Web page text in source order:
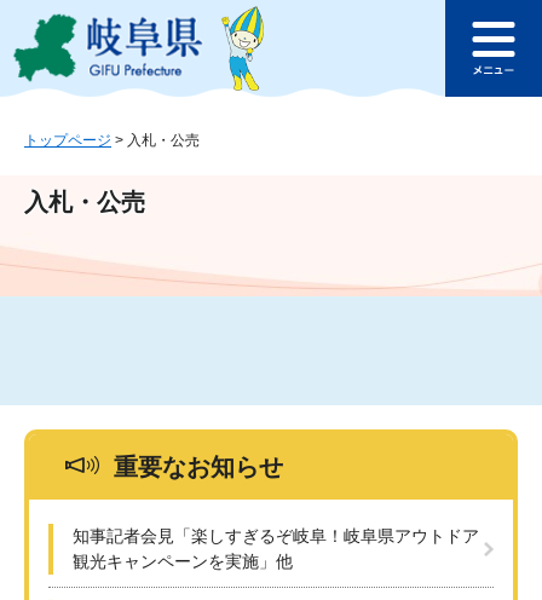
ジ
ュ
文
このページの本文へ
ュ
トップページ > 入札・公売
入札・公売
重要なお知らせ
知事記者会見「楽しすぎるぞ岐阜！岐阜県アウトドア
観光キャンペーンを実施」他